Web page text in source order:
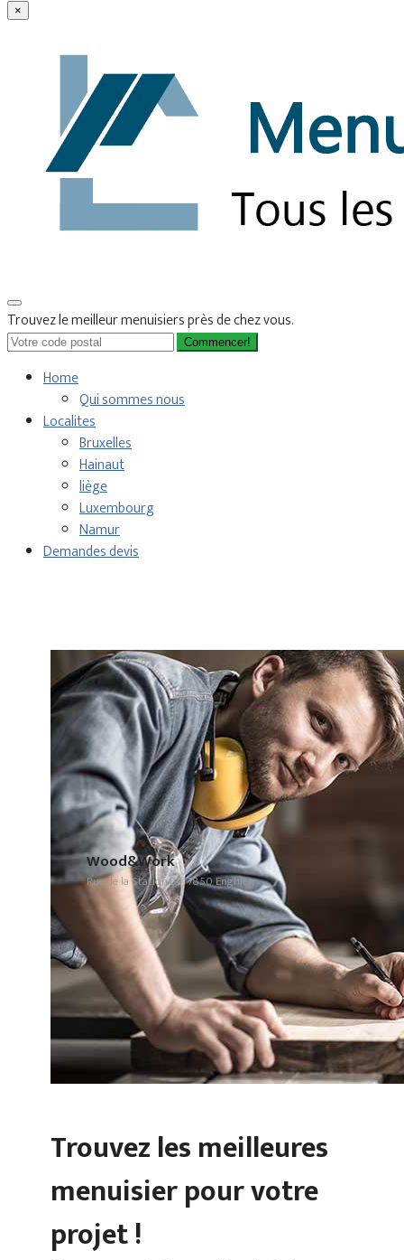
×
Trouvez le meilleur menuisiers près de chez vous.
Commencer!
Home
Qui sommes nous
Localites
Bruxelles
Hainaut
liège
Luxembourg
Namur
Demandes devis
Wood&Work
Rue de la Station 84, 7850 Enghien
Trouvez les meilleures
menuisier pour votre
projet !